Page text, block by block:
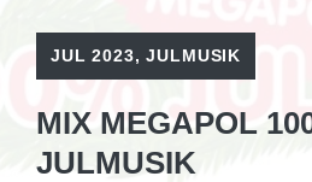
JUL 2023,JULMUSIK
MIX MEGAPOL
JULMUSIK